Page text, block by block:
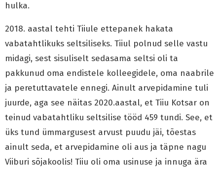
hulka.
2018. aastal tehti Tiiule ettepanek hakata
vabatahtlikuks seltsiliseks. Tiiul polnud selle vastu
midagi, sest sisuliselt sedasama seltsi oli ta
pakkunud oma endistele kolleegidele, oma naabrile
ja peretuttavatele ennegi. Ainult arvepidamine tuli
juurde, aga see näitas 2020.aastal, et Tiiu Kotsar on
teinud vabatahtliku seltsilise tööd 459 tundi. See, et
üks tund ümmargusest arvust puudu jäi, tõestas
ainult seda, et arvepidamine oli aus ja täpne nagu
Viiburi sõjakoolis! Tiiu oli oma usinuse ja innuga ära